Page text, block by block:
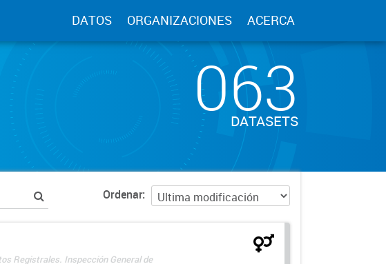
DATOS ORGANIZACIONES ACERCA
063
DATASETS
Ordenar
Registrales. Inspección General de